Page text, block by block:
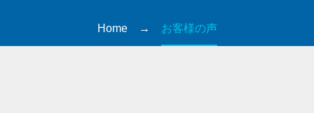
Home→ お客様の声